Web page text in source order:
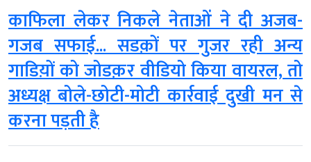
काफिला लेकर निकले नेताओं ने दी अजब-
गजब सफाई... सडक़ों पर गुजर रही अन्य
गाडिय़ों को जोडक़र वीडियो किया वायरल, तो
अध्यक्ष बोले-छोटी-मोटी कार्रवाई दुखी मन से
करना पड़ती है